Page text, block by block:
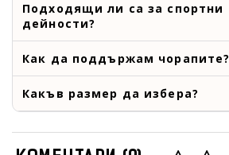
Подходящи ли са за спортни
дейности?
Как да поддържам чорапите?
Какъв размер да избера?